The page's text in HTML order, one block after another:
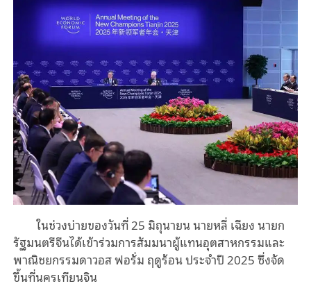
ในช่วงบ่ายของวันที่ 25 มิถุนายน นายหลี่ เฉียง นายก
รัฐมนตรีจีนได้เข้าร่วมการสัมมนาผู้แทนอุตสาหกรรมและ
พาณิชยกรรมดาวอส ฟอรั่ม ฤดูร้อน ประจำปี 2025 ซึ่งจัด
ขึ้นที่นครเทียนจิน